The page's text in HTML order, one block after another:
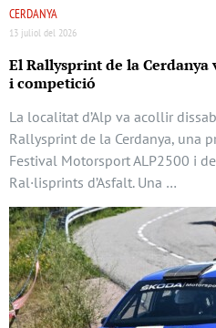
CERDANYA
13 juliol del 2026
El Rallysprint de la Cerdanya
i competició
La localitat d’Alp va acollir
Rallysprint de la Cerdanya, una
Festival Motorsport ALP2500 i
Ral·lisprints d’Asfalt. Una …